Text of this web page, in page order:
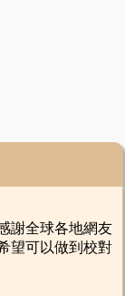
全球各地網友
望可以做到校對